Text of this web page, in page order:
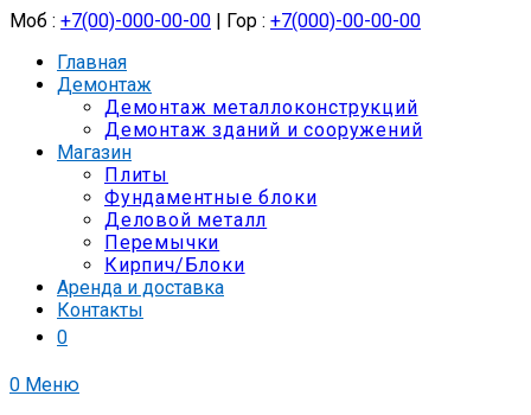
Моб : +7(00)-000-00-00 | Гор : +7(000)-00-00-00
Главная
Демонтаж
Демонтаж металлоконструкций
Демонтаж зданий и сооружений
Магазин
Плиты
Фундаментные блоки
Деловой металл
Перемычки
Кирпич/Блоки
Аренда и доставка
Контакты
0
0 Меню